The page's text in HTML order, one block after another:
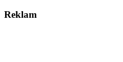
Reklam